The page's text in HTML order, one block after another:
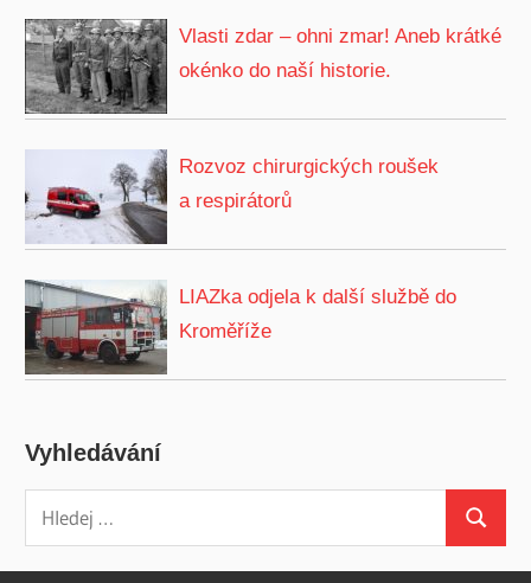
Vlasti zdar – ohni zmar! Aneb krátké
okénko do naší historie.
Rozvoz chirurgických roušek
a respirátorů
LIAZka odjela k další službě do
Kroměříže
Vyhledávání